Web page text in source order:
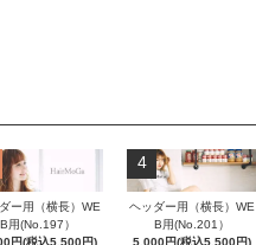
ー用（横長）WE
B用(No.197）
4
ヘッダー用（横長）WE
B用(No.201）